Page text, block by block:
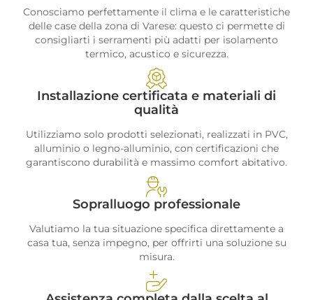
Conosciamo perfettamente il clima e le caratteristiche
delle case della zona di Varese: questo ci permette di
consigliarti i serramenti più adatti per isolamento
termico, acustico e sicurezza.
Installazione certificata e materiali di
qualità
Utilizziamo solo prodotti selezionati, realizzati in PVC,
alluminio o legno-alluminio, con certificazioni che
garantiscono durabilità e massimo comfort abitativo.
Sopralluogo professionale
Valutiamo la tua situazione specifica direttamente a
casa tua, senza impegno, per offrirti una soluzione su
misura.